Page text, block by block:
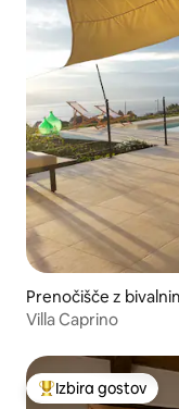
Prenočišče z
anni a Piro
Villa Caprino
Najbolj priljubljena
Izbira gostov